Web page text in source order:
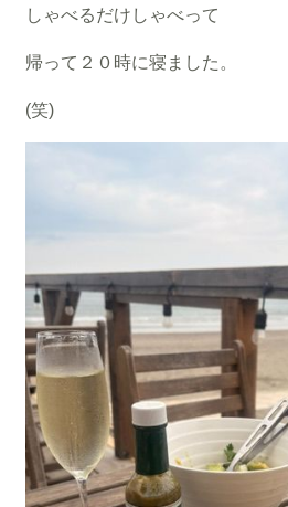
しゃべるだけしゃべって
帰って２０時に寝ました。
(笑)